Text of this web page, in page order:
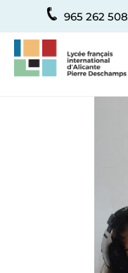
965 262 508